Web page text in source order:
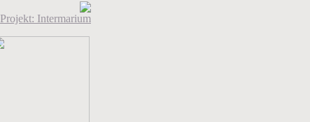
Projekt: Intermarium